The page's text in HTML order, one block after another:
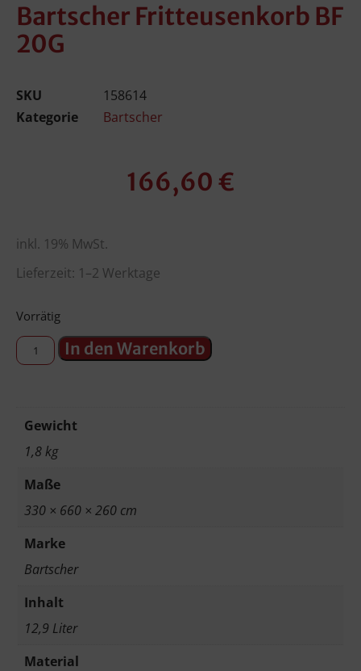
Bartscher Fritteusenkorb BF
20G
SKU
158614
Kategorie
Bartscher
166,60 €
inkl. 19% MwSt.
Lieferzeit: 1–2 Werktage
Vorrätig
In den Warenkorb
Gewicht
1,8 kg
Maße
330 × 660 × 260 cm
Marke
Bartscher
Inhalt
12,9 Liter
Material